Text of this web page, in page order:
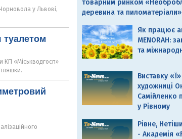
у Львові,
туалетом
КП «Міськводгосп»
товарним ринком
деревина та пиломатеріали»
Як працює
MENORAH:
та
Виставку
художниці
Самійленко
у Рівному
Рівне,
- Академія